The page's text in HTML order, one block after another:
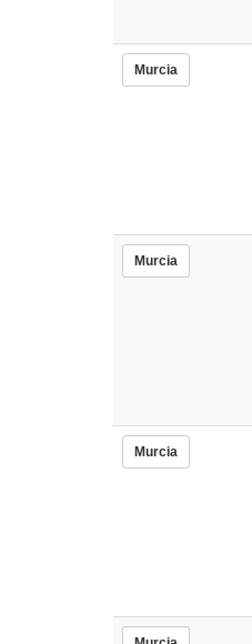
Murcia
Murcia
Murcia